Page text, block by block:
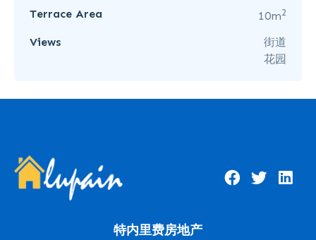
Terrace Area
10m2
Views
街道
花园
特内里费房地产